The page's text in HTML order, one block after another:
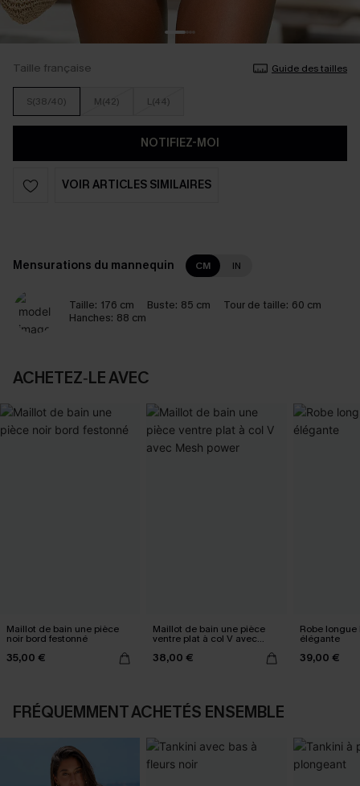
Taille française Guide des tailles
S(38/40) M(42) L(44)
NOTIFIEZ-MOI
VOIR ARTICLES SIMILAIRES
Mensurations du mannequin CM IN
Taille: 176 cm Buste: 85 cm Tour de taille: 60 cm
Hanches: 88 cm
ACHETEZ‑LE AVEC
Maillot de bain une pièce
noir bord festonné
35,00 €
Maillot de bain une pièce
ventre plat à col V avec
Mesh power
38,00 €
Robe
élégante
39,00 €
FRÉQUEMMENT ACHETÉS ENSEMBLE